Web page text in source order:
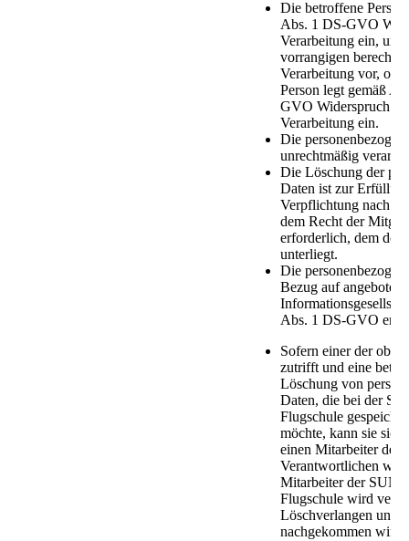
Die betroffene
Abs. 1 DS-GVO
Verarbeitung ein, und
vorrangigen
Verarbeitung vor,
Person legt gemäß
GVO Widerspruch
Verarbeitung ein.
Die
unrechtmäßig
Die Löschung der
Daten ist zur
Verpflichtung nach
dem Recht der
erforderlich, dem der
unterliegt.
Die
Bezug auf
Abs. 1 DS-GVO
Sofern einer der
zutrifft und eine
Löschung von
Daten, die bei der
Flugschule
möchte, kann sie sich
einen Mitarbeiter des
Verantwortlichen
Mitarbeiter der
Flugschule wird
Löschverlangen
nachgekommen wird.